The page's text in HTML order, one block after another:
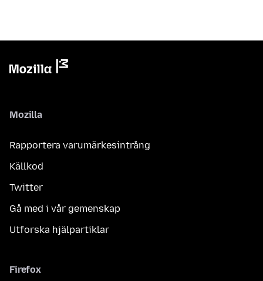
Mozilla
Rapportera varumärkesintrång
Källkod
Twitter
Gå med i vår gemenskap
Utforska hjälpartiklar
Firefox